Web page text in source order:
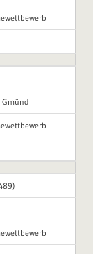
Gmünd